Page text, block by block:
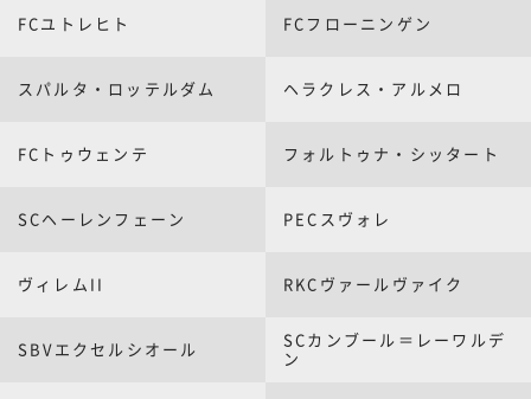
FCユトレヒト FCフローニンゲン
スパルタ・ロッテルダム ヘラクレス・アルメロ
FCトゥウェンテ フォルトゥナ・シッタート
SCヘーレンフェーン PECスヴォレ
ヴィレムII RKCヴァールヴァイク
SBVエクセルシオール
SCカンブール＝レーワルデ
ン